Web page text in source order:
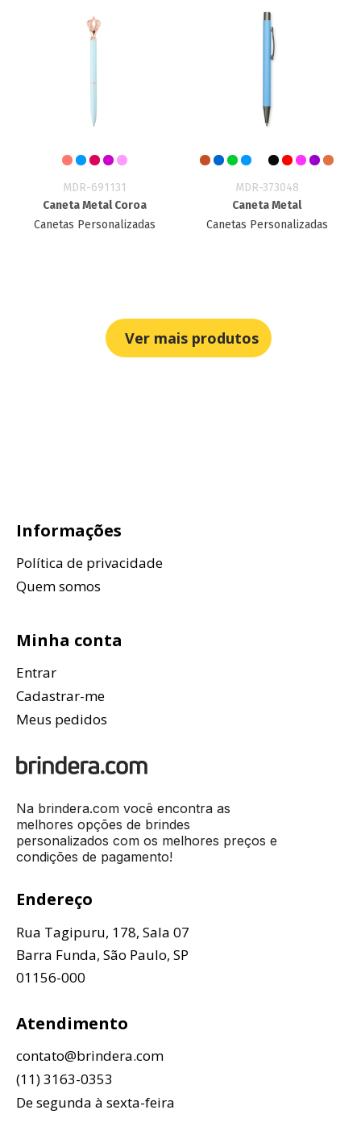
MDR-691131
Caneta Metal Coroa
Canetas Personalizadas
MDR-373048
Caneta Metal
Canetas Personalizadas
Ver mais produtos
Informações
Política de privacidade
Quem somos
Minha conta
Entrar
Cadastrar-me
Meus pedidos
Na brindera.com você encontra as
melhores opções de brindes
personalizados com os melhores preços e
condições de pagamento!
Endereço
Rua Tagipuru, 178, Sala 07
Barra Funda, São Paulo, SP
01156-000
Atendimento
contato@brindera.com
(11) 3163-0353
De segunda à sexta-feira